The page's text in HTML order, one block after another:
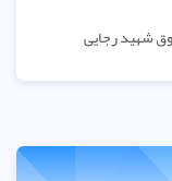
شهید رجایی